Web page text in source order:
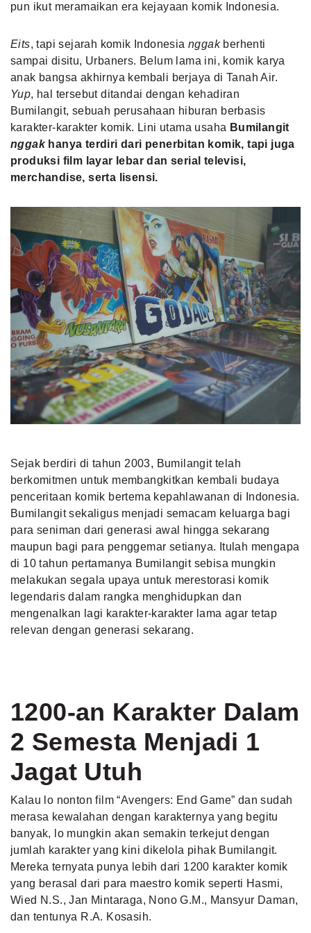
pun ikut meramaikan era kejayaan komik Indonesia.
Eits, tapi sejarah komik Indonesianggakberhenti
sampai disitu, Urbaners. Belum lama ini, komik karya
anak bangsa akhirnya kembali berjaya di Tanah Air.
Yup, hal tersebut ditandai dengan kehadiran
Bumilangit, sebuah perusahaan hiburan berbasis
karakter-karakter komik. Lini utama usaha Bumilangit
nggakhanya terdiri dari penerbitan komik, tapi juga
produksi film layar lebar dan serial televisi,
merchandise, serta lisensi.
Sejak berdiri di tahun 2003, Bumilangit telah
berkomitmen untuk membangkitkan kembali budaya
penceritaan komik bertema kepahlawanan di Indonesia.
Bumilangit sekaligus menjadi semacam keluarga bagi
para seniman dari generasi awal hingga sekarang
maupun bagi para penggemar setianya. Itulah mengapa
di 10 tahun pertamanya Bumilangit sebisa mungkin
melakukan segala upaya untuk merestorasi komik
legendaris dalam rangka menghidupkan dan
mengenalkan lagi karakter-karakter lama agar tetap
relevan dengan generasi sekarang.
1200-an Karakter Dalam
2 Semesta Menjadi 1
Jagat Utuh
Kalau lo nonton film “Avengers: End Game” dan sudah
merasa kewalahan dengan karakternya yang begitu
banyak, lo mungkin akan semakin terkejut dengan
jumlah karakter yang kini dikelola pihak Bumilangit.
Mereka ternyata punya lebih dari 1200 karakter komik
yang berasal dari para maestro komik seperti Hasmi,
Wied N.S., Jan Mintaraga, Nono G.M., Mansyur Daman,
dan tentunya R.A. Kosasih.